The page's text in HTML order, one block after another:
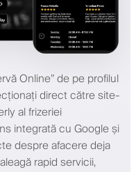
Online” de pe profilul
direct către site-
al frizeriei
integrată cu Google și
despre afacere deja
rapid servicii,